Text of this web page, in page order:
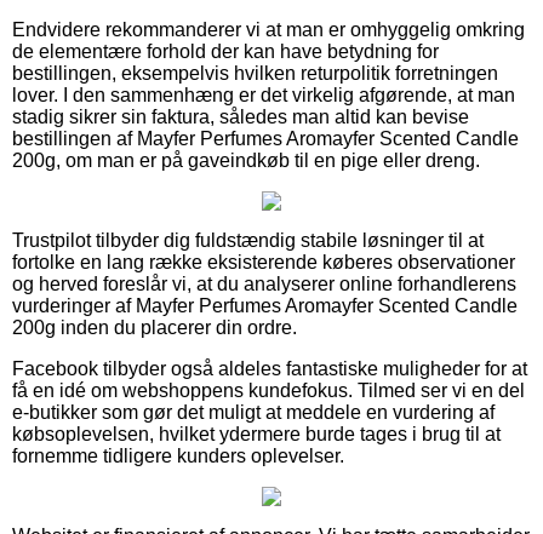
Endvidere rekommanderer vi at man er omhyggelig omkring
de elementære forhold der kan have betydning for
bestillingen, eksempelvis hvilken returpolitik forretningen
lover. I den sammenhæng er det virkelig afgørende, at man
stadig sikrer sin faktura, således man altid kan bevise
bestillingen af Mayfer Perfumes Aromayfer Scented Candle
200g, om man er på gaveindkøb til en pige eller dreng.
Trustpilot tilbyder dig fuldstændig stabile løsninger til at
fortolke en lang række eksisterende køberes observationer
og herved foreslår vi, at du analyserer online forhandlerens
vurderinger af Mayfer Perfumes Aromayfer Scented Candle
200g inden du placerer din ordre.
Facebook tilbyder også aldeles fantastiske muligheder for at
få en idé om webshoppens kundefokus. Tilmed ser vi en del
e-butikker som gør det muligt at meddele en vurdering af
købsoplevelsen, hvilket ydermere burde tages i brug til at
fornemme tidligere kunders oplevelser.